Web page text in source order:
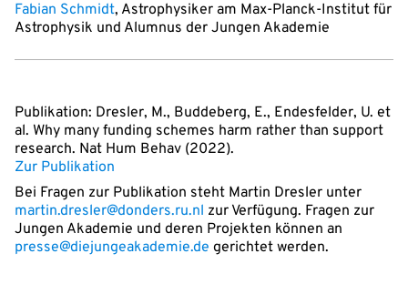
Fabian Schmidt, Astrophysiker am Max-Planck-Institut für
Astrophysik und Alumnus der Jungen Akademie
Publikation: Dresler, M., Buddeberg, E., Endesfelder, U. et
al. Why many funding schemes harm rather than support
research. Nat Hum Behav (2022).
Zur Publikation
Bei Fragen zur Publikation steht Martin Dresler unter
martin.dresler@donders.ru.nl zur Verfügung. Fragen zur
Jungen Akademie und deren Projekten können an
presse@diejungeakademie.de gerichtet werden.